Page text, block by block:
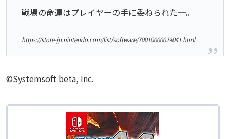
戦場の命運はプレイヤーの手に委ねられた─。
https://store-jp.nintendo.com/list/software/70010000029041.html
©Systemsoft beta, Inc.